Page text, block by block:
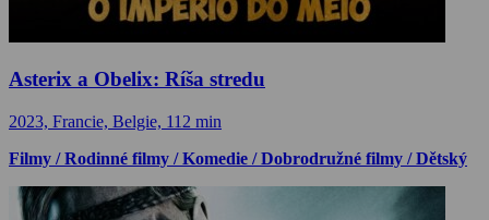
Asterix a Obelix: Ríša stredu
2023, Francie, Belgie, 112 min
Filmy / Rodinné filmy / Komedie / Dobrodružné filmy / Dětský